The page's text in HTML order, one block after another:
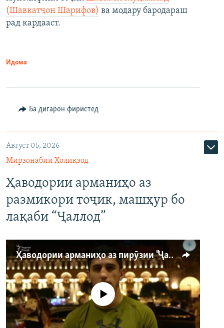
(Шавкатҷон Шарифов) ва модару бародараш
рад кардааст.
Идома
Ба дигарон фиристед
Август 05, 2026
Мирзонабии Холиқзод
Ҳаводории арманиҳо аз
размикори тоҷик, машҳур бо
лақаби “Ҷаллод”
Ҳаводории арманиҳо аз пирӯзии "Ҷаллод"-и тоҷик
Феълан кор намекунад